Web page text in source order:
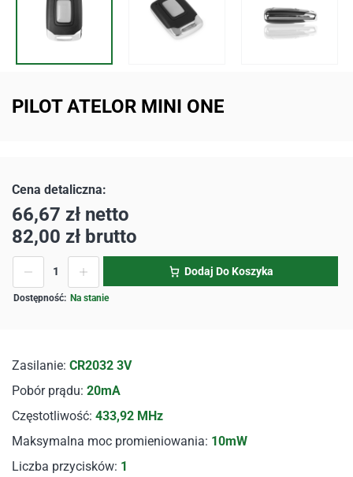
PILOT ATELOR MINI ONE
Zasilanie: CR2032 3V
Pobór prądu: 20mA
Częstotliwość: 433,92 MHz
Maksymalna moc promieniowania: 10mW
Liczba przycisków: 1
66,67 zł netto
82,00 zł brutto
Na stanie
Dodaj Do Koszyka